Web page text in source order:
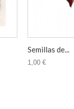
Semillas de...
1,00 €